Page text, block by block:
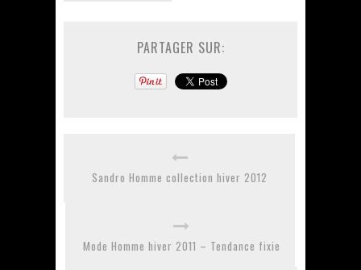
PARTAGER SUR:
Sandro Homme collection hiver 2012
Mode Homme hiver 2011 – Tendance fixie